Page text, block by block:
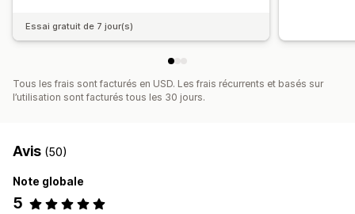
Essai gratuit de 7 jour(s)
Tous les frais sont facturés en USD. Les frais récurrents et basés sur
l’utilisation sont facturés tous les 30 jours.
Avis (50)
Note globale
5